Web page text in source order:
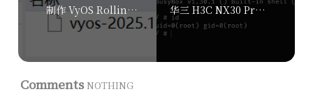
制作 VyOS Rolling 的 GNS3 模板 华三 H3C NX30 Pro 新版固件免拆机刷写 OpenWRT （适用于 V100R010、V100R009）另附拆机过程
Comments NOTHING